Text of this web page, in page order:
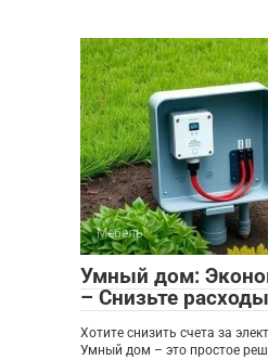
Мебель
Умный дом:
– Снизьте
Хотите снизить счета за
Умный дом – это простое